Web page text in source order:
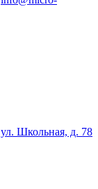
ул. Школьная, д. 78